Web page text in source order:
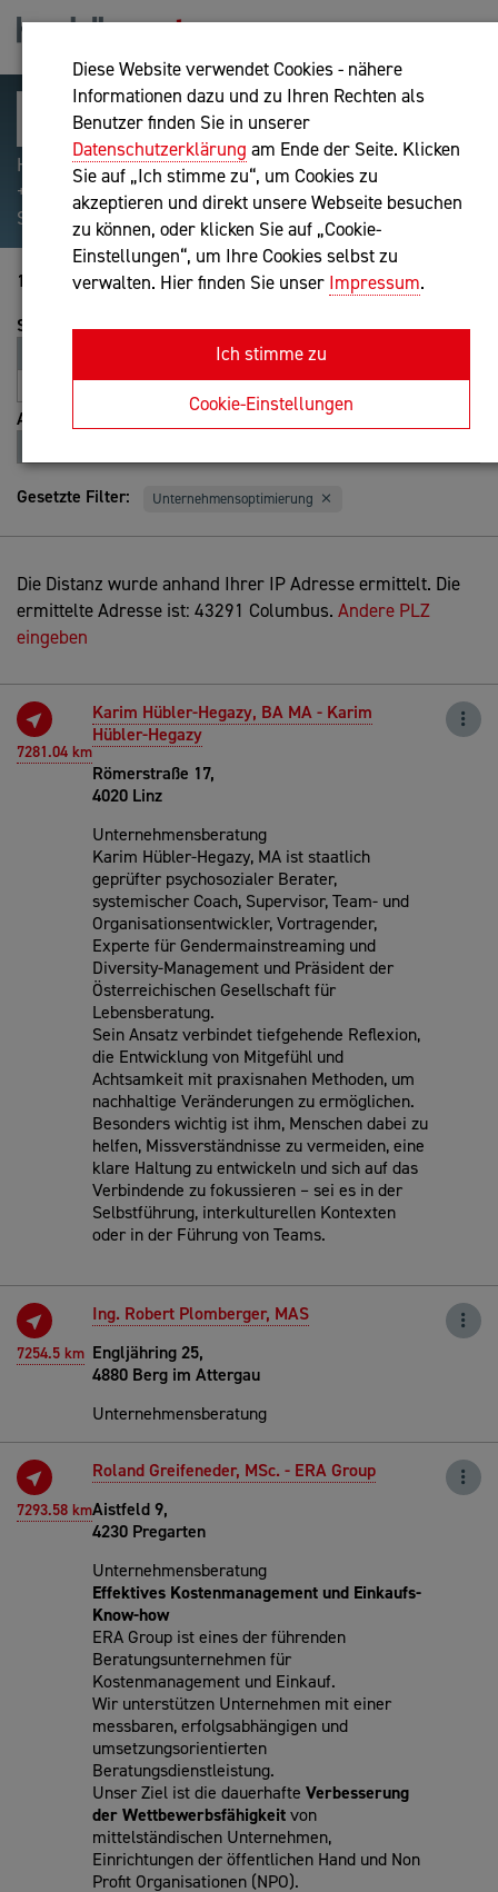
Diese Website verwendet Cookies - nähere
Informationen dazu und zu Ihren Rechten als
Benutzer finden Sie in unserer
Datenschutzerklärung am Ende der Seite. Klicken
Sie auf „Ich stimme zu“, um Cookies zu
akzeptieren und direkt unsere Webseite besuchen
zu können, oder klicken Sie auf „Cookie-
Einstellungen“, um Ihre Cookies selbst zu
verwalten. Hier finden Sie unser Impressum.
Ich stimme zu
Cookie-Einstellungen
Hilfreiche Suchparameter: Begriff einschließen:
+webshop, Begriff ausschließen: -webshop, Exakter
Suchbegriff: "internet of things"
181-200 von 221
Sortierung
Entfernung
A-Z
Z-A
Ansicht
Gesetzte Filter: Unternehmensoptimierung
Die Distanz wurde anhand Ihrer IP Adresse ermittelt. Die
ermittelte Adresse ist: 43291 Columbus. Andere PLZ
eingeben
7281.04 km
Karim Hübler-Hegazy, BA MA - Karim
Hübler-Hegazy
Römerstraße 17,
4020 Linz
Unternehmensberatung
Karim Hübler-Hegazy, MA ist staatlich
geprüfter psychosozialer Berater,
systemischer Coach, Supervisor, Team- und
Organisationsentwickler, Vortragender,
Experte für Gendermainstreaming und
Diversity-Management und Präsident der
Österreichischen Gesellschaft für
Lebensberatung.
Sein Ansatz verbindet tiefgehende Reflexion,
die Entwicklung von Mitgefühl und
Achtsamkeit mit praxisnahen Methoden, um
nachhaltige Veränderungen zu ermöglichen.
Besonders wichtig ist ihm, Menschen dabei zu
helfen, Missverständnisse zu vermeiden, eine
klare Haltung zu entwickeln und sich auf das
Verbindende zu fokussieren – sei es in der
Selbstführung, interkulturellen Kontexten
oder in der Führung von Teams.
7254.5 km
Ing. Robert Plomberger, MAS
Engljähring 25,
4880 Berg im Attergau
Unternehmensberatung
7293.58 km
Roland Greifeneder, MSc. - ERA Group
Aistfeld 9,
4230 Pregarten
Unternehmensberatung
Effektives Kostenmanagement und Einkaufs-
Know-how
ERA Group ist eines der führenden
Beratungsunternehmen für
Kostenmanagement und Einkauf.
Wir unterstützen Unternehmen mit einer
messbaren, erfolgsabhängigen und
umsetzungsorientierten
Beratungsdienstleistung.
Unser Ziel ist die dauerhafte Verbesserung
der Wettbewerbsfähigkeitvon
mittelständischen Unternehmen,
Einrichtungen der öffentlichen Hand und Non
Profit Organisationen (NPO).